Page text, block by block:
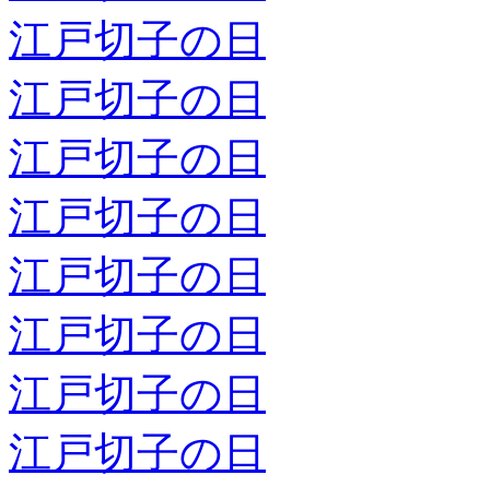
江戸切子の日
江戸切子の日
江戸切子の日
江戸切子の日
江戸切子の日
江戸切子の日
江戸切子の日
江戸切子の日